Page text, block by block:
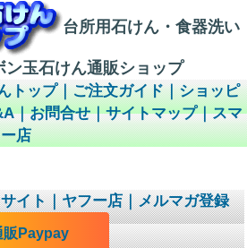
台所用石けん・食器洗い
玉石けん通販ショップ
トップ｜ご注文ガイド｜ショッピ
｜お問合せ｜サイトマップ｜スマ
店
イト｜ヤフー店｜メルマガ登録
販Paypay